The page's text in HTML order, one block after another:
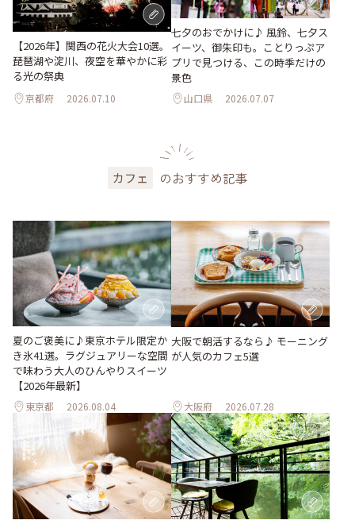
【2026年】関西の花火大会10選。
琵琶湖や淀川、夜空を華やかに彩
る光の祭典
京都府 2026.07.10
七夕のおでかけに♪ 風鈴、七夕ス
イーツ、御朱印も。ことりっぷア
プリで見つける、この時季だけの
景色
山口県 2026.07.07
カフェ のおすすめ記事
夏のご褒美に♪東京ホテル限定か
き氷41選。ラグジュアリーな空間
で味わう大人のひんやりスイーツ
【2026年最新】
東京都 2026.08.04
大阪で朝活するなら♪ モーニング
が人気のカフェ5選
大阪府 2026.07.28